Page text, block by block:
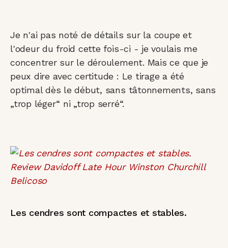
Je n'ai pas noté de détails sur la coupe et
l'odeur du froid cette fois-ci - je voulais me
concentrer sur le déroulement. Mais ce que je
peux dire avec certitude : Le tirage a été
optimal dès le début, sans tâtonnements, sans
„trop léger“ ni „trop serré“.
Les cendres sont compactes et stables.